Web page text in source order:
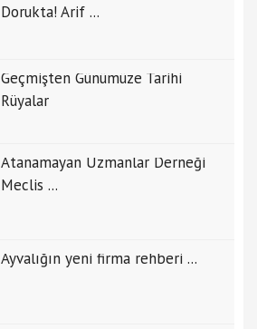
Dorukta! Arif ...
Geçmişten Günümüze Tarihi
Rüyalar
Atanamayan Uzmanlar Derneği
Meclis ...
Ayvalığın yeni firma rehberi ...